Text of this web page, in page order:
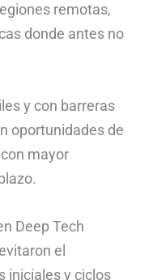
remotas,
donde antes no
y con barreras
oportunidades de
mayor
Deep Tech
el
iniciales y ciclos